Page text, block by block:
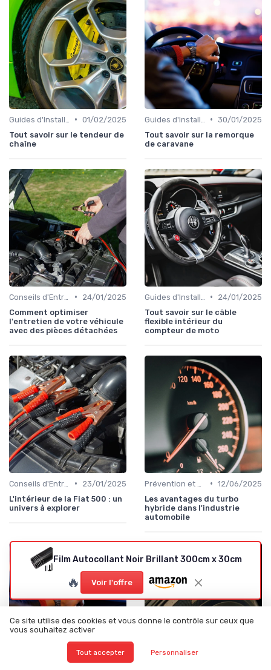
• 01/02/2025
Tout savoir sur le tendeur de
chaîne
• 30/01/2025
Tout savoir sur la remorque
de caravane
•
24/01/2025
Comment optimiser
l'entretien de votre véhicule
avec des pièces détachées
•
24/01/2025
Tout savoir sur le câble
flexible intérieur du
compteur de moto
•
23/01/2025
L'intérieur de la Fiat 500 : un
univers à explorer
• 12/06/2025
Les avantages du turbo
hybride dans l'industrie
automobile
Film Autocollant Noir Brillant 300cm x 30cm
🔥 Voir l'offre
Ce site utilise des cookies et vous donne le contrôle sur ceux que
vous souhaitez activer
Tout accepter Personnaliser